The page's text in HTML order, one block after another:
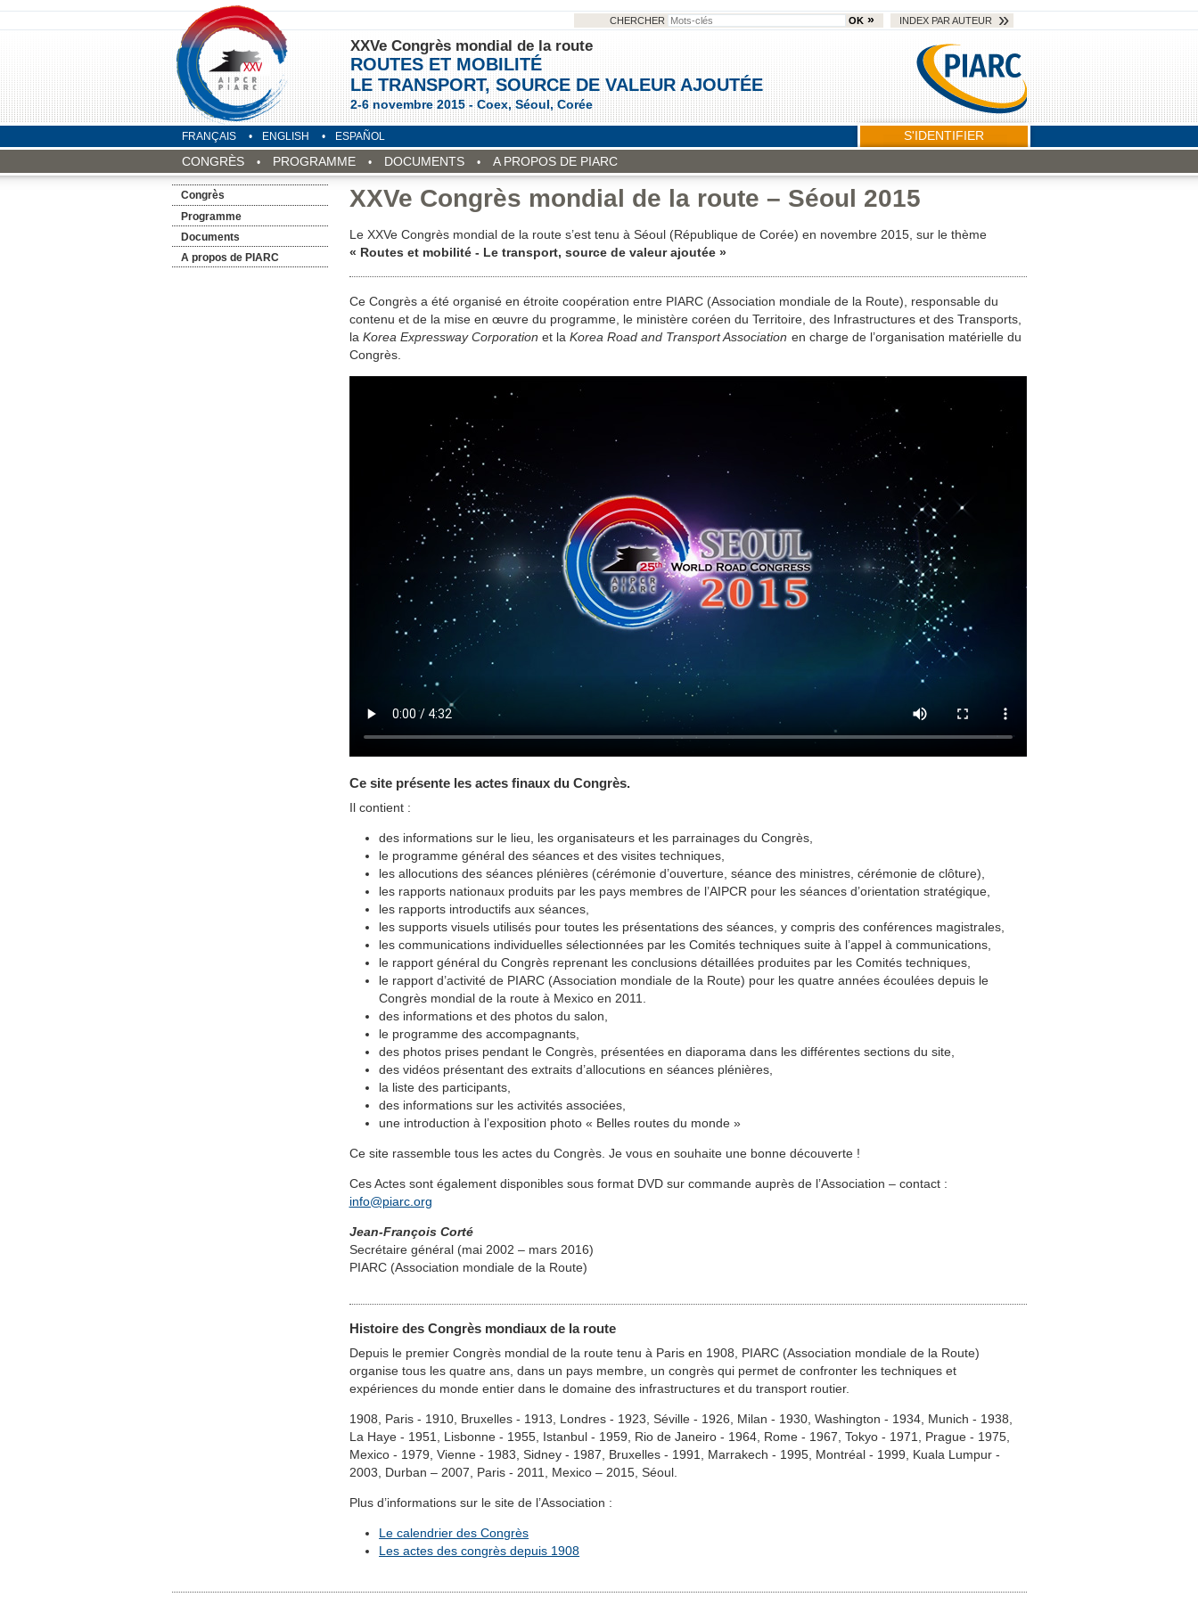
XXVe Congrès mondial de la route
ROUTES ET MOBILITÉ
LE TRANSPORT, SOURCE DE VALEUR AJOUTÉE
2-6 novembre 2015 - Coex, Séoul, Corée
CHERCHER OK INDEX PAR AUTEUR
FRANÇAIS ENGLISH ESPAÑOL
S'IDENTIFIER
CONGRÈS
PROGRAMME DOCUMENTS A PROPOS DE PIARC
XXVe Congrès mondial de la route – Séoul 2015
Le XXVe Congrès mondial de la route s’est tenu à Séoul (République de Corée) en novembre 2015, sur le thème
« Routes et mobilité - Le transport, source de valeur ajoutée »
Ce Congrès a été organisé en étroite coopération entre PIARC (Association mondiale de la Route), responsable du
contenu et de la mise en œuvre du programme, le ministère coréen du Territoire, des Infrastructures et des Transports,
la Korea Expressway Corporation et la Korea Road and Transport Association en charge de l’organisation matérielle du
Congrès.
Ce site présente les actes finaux du Congrès.
Il contient :
des informations sur le lieu, les organisateurs et les parrainages du Congrès,
le programme général des séances et des visites techniques,
les allocutions des séances plénières (cérémonie d’ouverture, séance des ministres, cérémonie de clôture),
les rapports nationaux produits par les pays membres de l’AIPCR pour les séances d’orientation stratégique,
les rapports introductifs aux séances,
les supports visuels utilisés pour toutes les présentations des séances, y compris des conférences magistrales,
les communications individuelles sélectionnées par les Comités techniques suite à l’appel à communications,
le rapport général du Congrès reprenant les conclusions détaillées produites par les Comités techniques,
le rapport d’activité de PIARC (Association mondiale de la Route) pour les quatre années écoulées depuis le
Congrès mondial de la route à Mexico en 2011.
des informations et des photos du salon,
le programme des accompagnants,
des photos prises pendant le Congrès, présentées en diaporama dans les différentes sections du site,
des vidéos présentant des extraits d’allocutions en séances plénières,
la liste des participants,
des informations sur les activités associées,
une introduction à l’exposition photo « Belles routes du monde »
Ce site rassemble tous les actes du Congrès. Je vous en souhaite une bonne découverte !
Ces Actes sont également disponibles sous format DVD sur commande auprès de l’Association – contact :
info@piarc.org
Jean-François Corté
Secrétaire général (mai 2002 – mars 2016)
PIARC (Association mondiale de la Route)
Histoire des Congrès mondiaux de la route
Depuis le premier Congrès mondial de la route tenu à Paris en 1908, PIARC (Association mondiale de la Route)
organise tous les quatre ans, dans un pays membre, un congrès qui permet de confronter les techniques et
expériences du monde entier dans le domaine des infrastructures et du transport routier.
1908, Paris - 1910, Bruxelles - 1913, Londres - 1923, Séville - 1926, Milan - 1930, Washington - 1934, Munich - 1938,
La Haye - 1951, Lisbonne - 1955, Istanbul - 1959, Rio de Janeiro - 1964, Rome - 1967, Tokyo - 1971, Prague - 1975,
Mexico - 1979, Vienne - 1983, Sidney - 1987, Bruxelles - 1991, Marrakech - 1995, Montréal - 1999, Kuala Lumpur -
2003, Durban – 2007, Paris - 2011, Mexico – 2015, Séoul.
Plus d’informations sur le site de l’Association :
Le calendrier des Congrès
Les actes des congrès depuis 1908
Congrès
Programme
Documents
A propos de PIARC